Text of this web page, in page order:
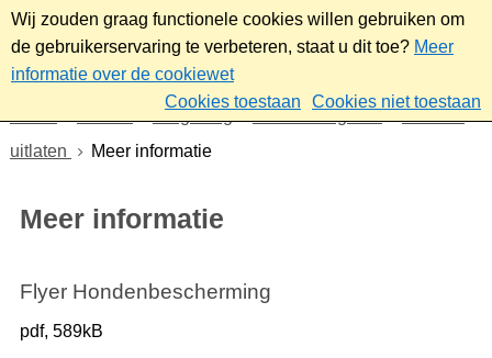
Wij zouden graag functionele cookies willen gebruiken om
de gebruikerservaring te verbeteren, staat u dit toe? Meer
informatie over de cookiewet
Cookies toestaan
Cookies niet toestaan
Omgeving Parken en groen
Honden
uitlaten
Meer informatie
Meer informatie
Flyer Hondenbescherming
pdf, 589kB